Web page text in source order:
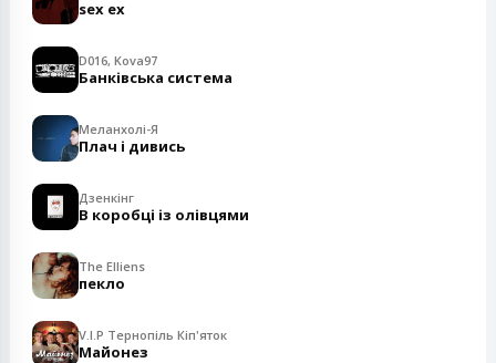
sex ex
D016, Kova97
Банківська система
Меланхолі-Я
Плач і дивись
Дзенкінг
В коробці із олівцями
The Elliens
пекло
V.I.P Тернопіль Кіп'яток
Майонез